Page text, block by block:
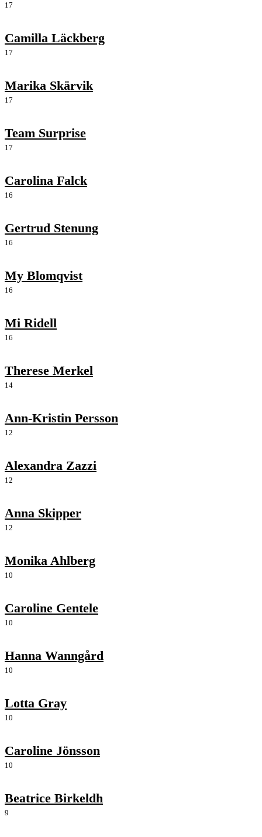
17
Camilla Läckberg
17
Marika Skärvik
17
Team Surprise
17
Carolina Falck
16
Gertrud Stenung
16
My Blomqvist
16
Mi Ridell
16
Therese Merkel
14
Ann-Kristin Persson
12
Alexandra Zazzi
12
Anna Skipper
12
Monika Ahlberg
10
Caroline Gentele
10
Hanna Wanngård
10
Lotta Gray
10
Caroline Jönsson
10
Beatrice Birkeldh
9